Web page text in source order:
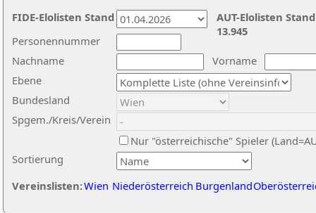
Nachname
Vorname
Ebene
Sortierung
Personennummer
Bundesland
Spgem./Kreis/Verein
Nur "österreichische" Spieler
Vereinslisten:Wien Niederösterreich Burgenland
AUT-Elolisten
13.945
FIDE-Elolisten Stand